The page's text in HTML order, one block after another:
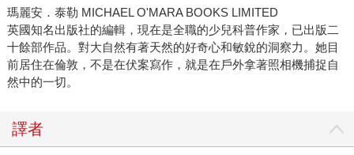
瑪麗安．泰勒 MICHAEL O'MARA BOOKS LIMITED
英國知名出版社的編輯，現在是全職的少兒科普作家，已出版二
十餘部作品。對大自然有著天然的好奇心和敏銳的洞察力。她目
前居住在倫敦，不是在伏案寫作，就是在戶外拿著照相機捕捉自
然中的一切。
譯者